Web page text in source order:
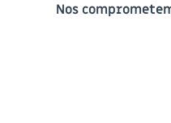
Nos